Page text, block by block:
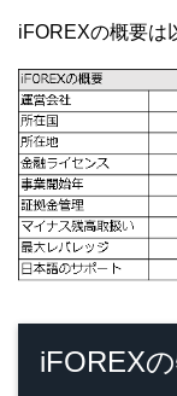
iFOREXの概要は
iFOREX